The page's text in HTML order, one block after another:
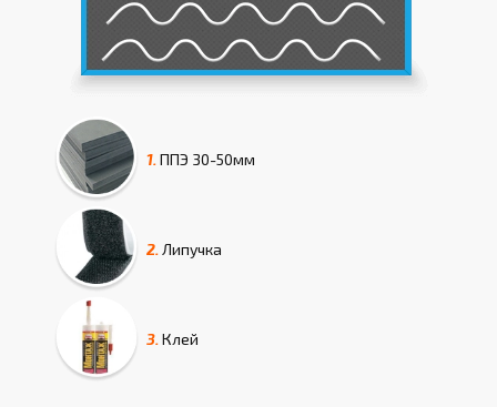
1. ППЭ 30-50мм
2. Липучка
3. Клей